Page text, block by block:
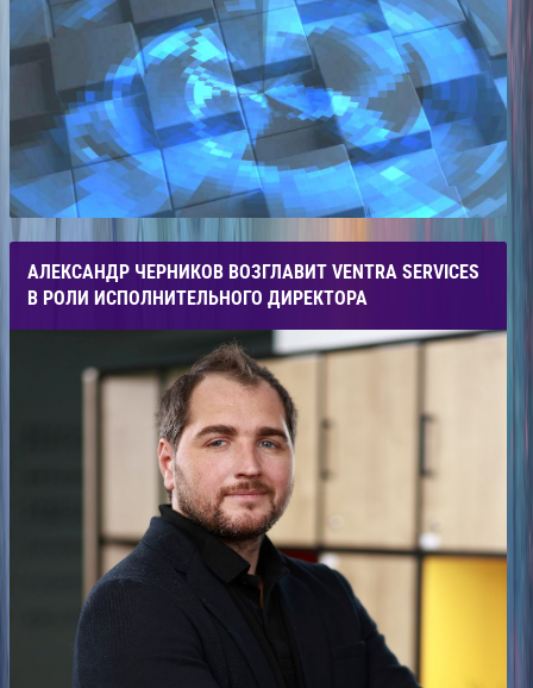
АЛЕКСАНДР ЧЕРНИКОВ ВОЗГЛАВИТ VENTRA SERVICES
В РОЛИ ИСПОЛНИТЕЛЬНОГО ДИРЕКТОРА